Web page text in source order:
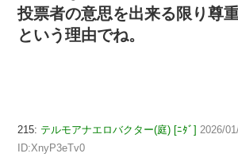
投票者の意思を出来る限り尊
という理由でね。
215: テルモアナエロバクター(庭) [ﾆﾀﾞ] 2026/
ID:XnyP3eTv0